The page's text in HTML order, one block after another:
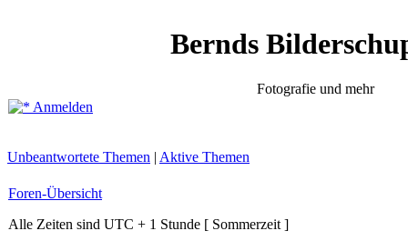
Bernds
Fotografie und mehr
Anmelden
Unbeantwortete Themen | Aktive Themen
Foren-Übersicht
Alle Zeiten sind UTC + 1 Stunde [ Sommerzeit ]